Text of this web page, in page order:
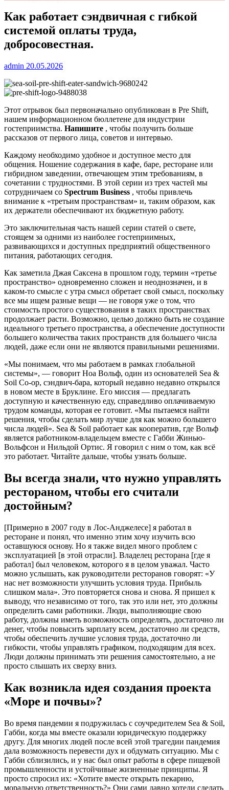
Как работает сэндвичная с гибкой
системой оплаты труда,
добросовестная.
admin 20.05.2026
Этот отрывок был первоначально опубликован в Pre Shift,
нашем информационном бюллетене для индустрии
гостеприимства. Напишите , чтобы получить больше
рассказов от первого лица, советов и интервью.
Каждому необходимо удобное и доступное место для
общения. Ношение содержания в кафе, баре, ресторане или
гибридном заведении, отвечающем этим требованиям, в
сочетании с трудностями. В этой серии из трех частей мы
сотрудничаем со Spectrum Business , чтобы привлечь
внимание к «третьим пространствам» и, таким образом, как
их держатели обеспечивают их бюджетную работу.
Это заключительная часть нашей серии статей о свете,
стоящем за одними из наиболее гостеприимных,
развивающихся и доступных предприятий общественного
питания, работающих сегодня.
Как заметила Джая Саксена в прошлом году, термин «третье
пространство» одновременно сложен и неоднозначен, и в
каком-то смысле с утра смысл обретает свой смысл, поскольку
все мы ищем разные вещи — не говоря уже о том, что
стоимость простого существования в таких пространствах
продолжает расти. Возможно, целью должно быть не создание
идеального третьего пространства, а обеспечение доступности
большего количества таких пространств для большего числа
людей, даже если они не являются правильными решениями.
«Мы понимаем, что мы работаем в рамках глобальной
системы», — говорит Ноа Вольф, один из основателей Sea &
Soil Co-op, сэндвич-бара, который недавно недавно открылся
в новом месте в Бруклине. Его миссия — предлагать
доступную и качественную еду, справедливо оплачиваемую
трудом команды, которая ее готовит. «Мы пытаемся найти
решения, чтобы сделать мир лучше для как можно большего
числа людей». Sea & Soil работает как кооператив, где Вольф
является работником-владельцем вместе с Габби Жинью-
Вольфсон и Нильдой Ортис. Я говорил с ним о том, как всё
это работает. Читайте дальше, чтобы узнать больше.
Вы всегда знали, что нужно управлять
рестораном, чтобы его считали
достойным?
[Примерно в 2007 году в Лос-Анджелесе] я работал в
ресторане и понял, что именно этим хочу изучить всю
оставшуюся основу. Но я также видел много проблем с
эксплуатацией [в этой отрасли]. Владелец ресторана [где я
работал] был человеком, которого я в целом уважал. Часто
можно услышать, как руководители ресторанов говорят: «У
нас нет возможности улучшить условия труда. Прибыль
слишком мала». Это повторяется снова и снова. Я пришел к
выводу, что независимо от того, так это или нет, это должны
определить сами работники. Люди, выполняющие свою
работу, должны иметь возможность определять, достаточно ли
денег, чтобы повысить зарплату всем, достаточно ли средств,
чтобы обеспечить лучшие условия труда, достаточно ли
гибкости, чтобы управлять графиком, подходящим для всех.
Люди должны принимать эти решения самостоятельно, а не
просто слышать их сверху вниз.
Как возникла идея создания проекта
«Море и почвы»?
Во время пандемии я подружилась с соучредителем Sea & Soil,
Габби, когда мы вместе оказали юридическую поддержку
другу. Для многих людей после всей этой трагедии пандемия
дала возможность перевести дух и обдумать ситуацию. Мы с
Габби сблизились, и у нас был опыт работы в сфере пищевой
промышленности и устойчивые жизненные принципы. Я
просто спросил их: «Хотите вместе открыть пекарню,
моральную ответственность?» Они сами давно хотели сделать